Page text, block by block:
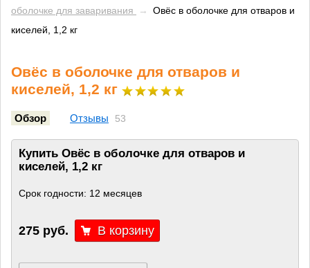
оболочке для заваривания
→
Овёс в оболочке для отваров и
киселей, 1,2 кг
Овёс в оболочке для отваров и
киселей, 1,2 кг
Обзор Отзывы 53
Купить Овёс в оболочке для отваров и
киселей, 1,2 кг
Срок годности: 12 месяцев
275 руб.